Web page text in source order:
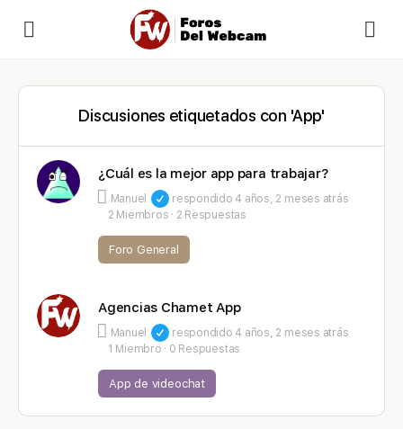
Discusiones etiquetados con 'App'
¿Cuál es la mejor app para trabajar?
Manuel respondido 4 años, 2 meses atrás
2 Miembros · 2 Respuestas
Foro General
Agencias Chamet App
Manuel respondido 4 años, 2 meses atrás
1 Miembro · 0 Respuestas
App de videochat